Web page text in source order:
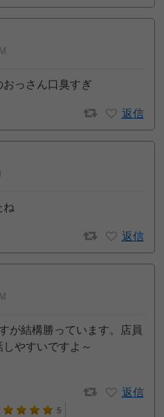
っさん口臭すぎ
返信
ね
返信
が結構勝っています。店員
やすいですよ～
返信
5